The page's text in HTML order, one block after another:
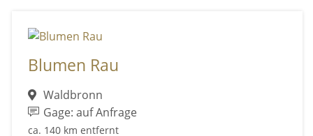
Blumen Rau
Waldbronn
Gage: auf Anfrage
ca. 140 km entfernt